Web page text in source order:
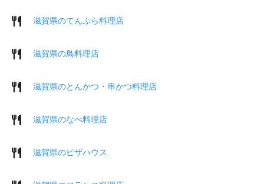
滋賀県のてんぷら料理店
滋賀県の鳥料理店
滋賀県のとんかつ・串かつ料理店
滋賀県のなべ料理店
滋賀県のピザハウス